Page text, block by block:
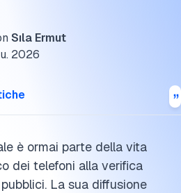
Sıla Ermut
2026
è ormai parte della vita
dei telefoni alla verifica
La sua diffusione
riconoscimento facciale